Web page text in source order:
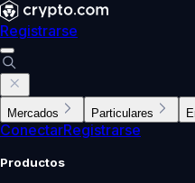
Registrarse
Mercados Particulares
ConectarRegistrarse
Productos